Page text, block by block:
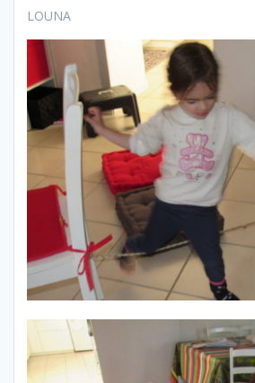
LOUNA